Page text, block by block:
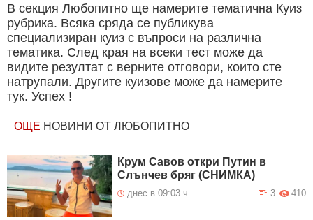
В секция Любопитно ще намерите тематична Куиз
рубрика. Всяка сряда се публикува
специализиран куиз с въпроси на различна
тематика. След края на всеки тест може да
видите резултат с верните отговори, които сте
натрупали. Другите куизове може да намерите
тук. Успех !
ОЩЕ НОВИНИ ОТ ЛЮБОПИТНО
Крум Савов откри Путин в
Слънчев бряг (СНИМКА)
днес в 09:03 ч. 410
3